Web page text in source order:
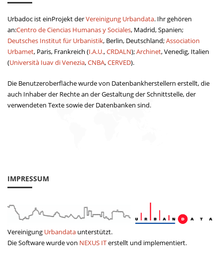
Urbadoc ist einProjekt derVereinigung Urbandata. Ihr gehören
an:Centro de Ciencias Humanas y Sociales, Madrid, Spanien;
Deutsches Institut für Urbanistik, Berlin, Deutschland;Association
Urbamet, Paris, Frankreich (I.A.U.,CRDALN);Archinet, Venedig, Italien
(Università Iuav di Venezia,CNBA,CERVED).
Die Benutzeroberfläche wurde von Datenbankherstellern erstellt, die
auch Inhaber der Rechte an der Gestaltung der Schnittstelle, der
verwendeten Texte sowie der Datenbanken sind.
IMPRESSUM
Vereinigung Urbandata unterstützt.
Die Software wurde von NEXUS ITerstellt und implementiert.